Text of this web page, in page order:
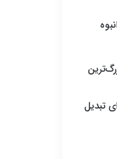
بزرگ‌ترین
تبدیل